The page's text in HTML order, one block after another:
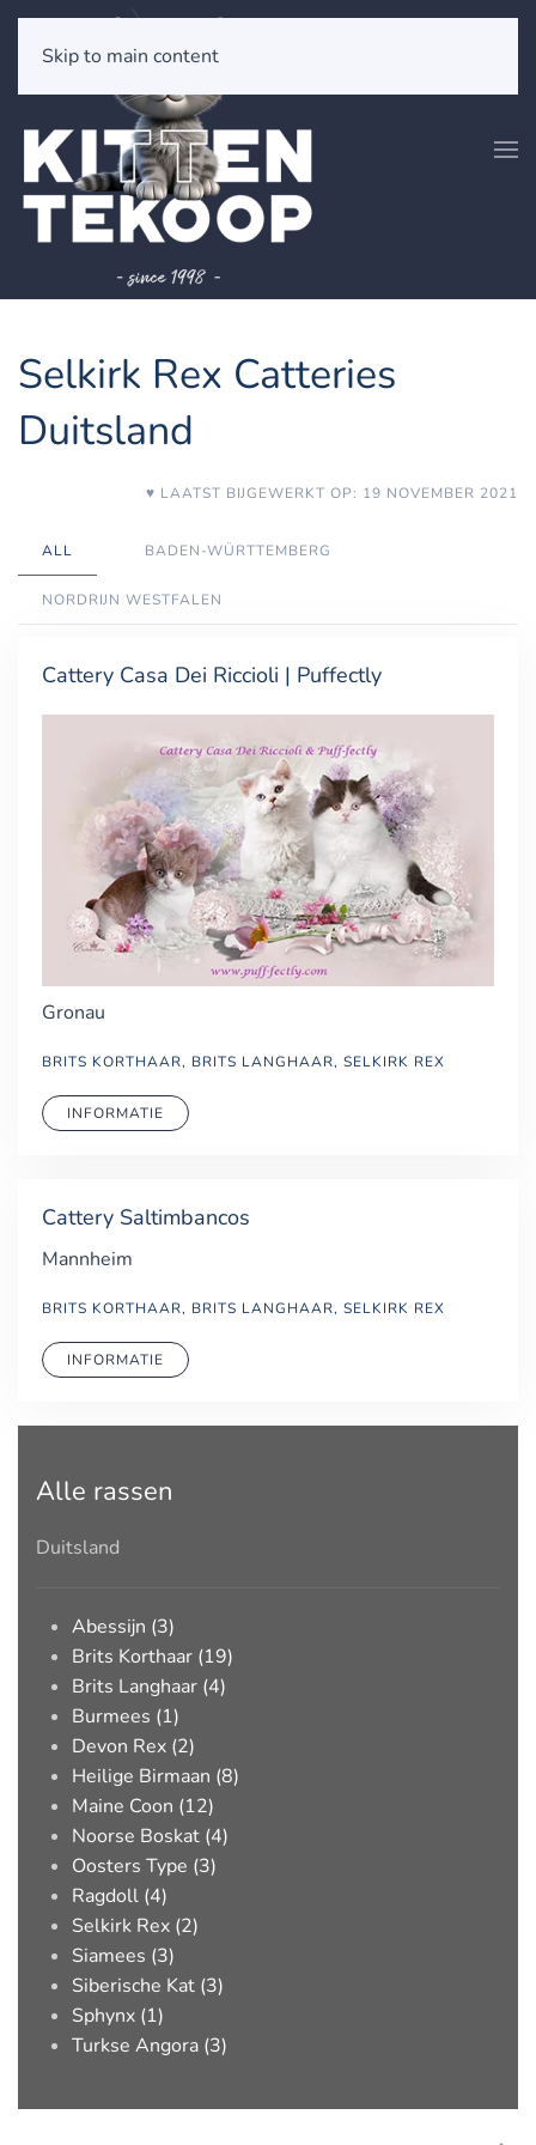
Skip to main content
Selkirk Rex Catteries
Duitsland
♥ LAATST BIJGEWERKT OP: 19 NOVEMBER 2021
ALL BADEN-WÜRTTEMBERG
NORDRIJN WESTFALEN
Cattery Casa Dei Riccioli | Puffectly
Gronau
BRITS KORTHAAR, BRITS LANGHAAR, SELKIRK REX
INFORMATIE
Cattery Saltimbancos
Mannheim
BRITS KORTHAAR, BRITS LANGHAAR, SELKIRK REX
INFORMATIE
Alle rassen
Duitsland
Abessijn (3)
Brits Korthaar (19)
Brits Langhaar (4)
Burmees (1)
Devon Rex (2)
Heilige Birmaan (8)
Maine Coon (12)
Noorse Boskat (4)
Oosters Type (3)
Ragdoll (4)
Selkirk Rex (2)
Siamees (3)
Siberische Kat (3)
Sphynx (1)
Turkse Angora (3)